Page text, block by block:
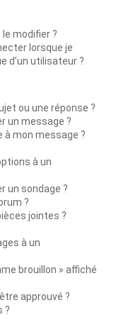
modifier ?
lorsque je
d’un utilisateur ?
ou une réponse ?
un message ?
à mon message ?
à un
un sondage ?
?
jointes ?
à un
brouillon » affiché
approuvé ?
?